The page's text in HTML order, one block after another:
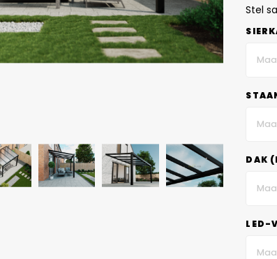
Stel
DAK
LED-